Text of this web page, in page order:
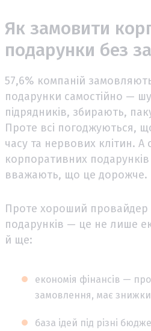
Як замовити
подарунки без
57,6% компаній
подарунки самостійно —
підрядників, збирають,
Проте всі погоджуються,
часу та нервових клітин. А
корпоративних
вважають, що це дорожче.
Проте хороший провайдер
подарунків — це не лише
й ще:
економія фінансів —
замовлення, має знижки
база ідей під різні